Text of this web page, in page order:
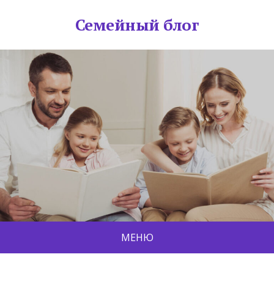
Семейный блог
МЕНЮ